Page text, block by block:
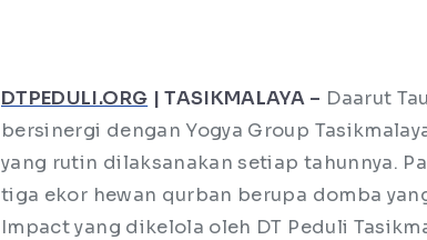
DTPEDULI.ORG | TASIKMALAYA – Daarut
bersinergi dengan Yogya Group
yang rutin dilaksanakan setiap tahunnya.
tiga ekor hewan qurban berupa domba
Impact yang dikelola oleh DT Peduli